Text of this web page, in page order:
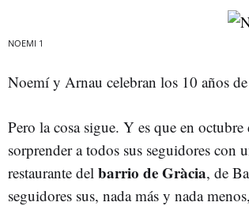
NOEMI 1
Noemí y Arnau celebran los 10 años
Pero la cosa sigue. Y es que en
sorprender a todos sus seguidores con
restaurante del barrio de Gràcia, de
seguidores sus, nada más y nada